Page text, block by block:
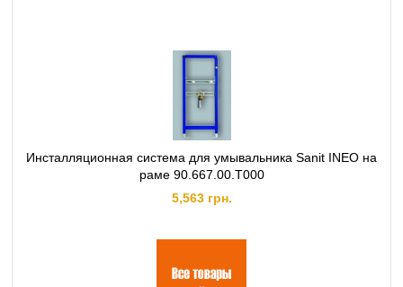
Инсталляционная система для умывальника Sanit INEO на
раме 90.667.00.T000
5,563 грн.